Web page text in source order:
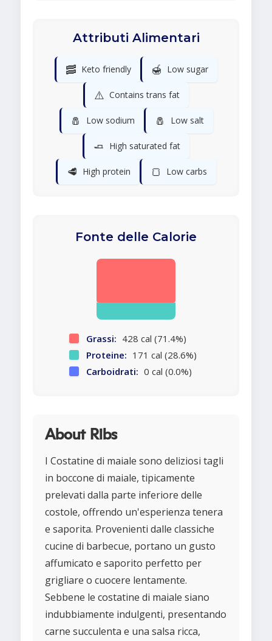
Attributi Alimentari
🥓 Keto friendly 🍯 Low sugar
⚠️ Contains trans fat
🧂 Low sodium 🧂 Low salt
🧈 High saturated fat
🥩 High protein 🍞 Low carbs
Fonte delle Calorie
Grassi: 428 cal (71.4%)
Proteine: 171 cal (28.6%)
Carboidrati: 0 cal (0.0%)
About Ribs
I Costatine di maiale sono deliziosi tagli
in boccone di maiale, tipicamente
prelevati dalla parte inferiore delle
costole, offrendo un'esperienza tenera
e saporita. Provenienti dalle classiche
cucine di barbecue, portano un gusto
affumicato e saporito perfetto per
grigliare o cuocere lentamente.
Sebbene le costatine di maiale siano
indubbiamente indulgenti, presentando
carne succulenta e una salsa ricca,